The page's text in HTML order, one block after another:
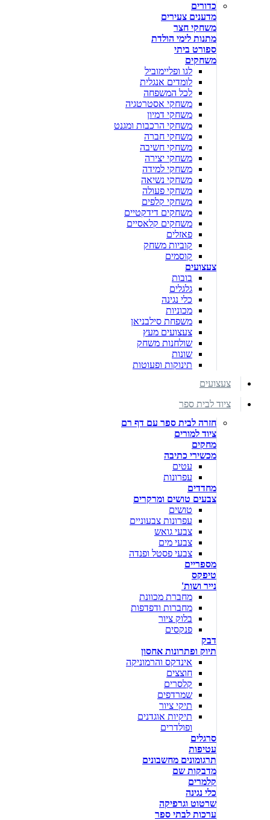
כדורים
מדענים צעירים
משחקי חצר
מתנות לימי הולדת
ספורט ביתי
משחקים
לגו ופליימוביל
לומדים אנגלית
לכל המשפחה
משחקי אסטרטגיה
משחקי דמיון
משחקי הרכבות ומגנט
משחקי חברה
משחקי חשיבה
משחקי יצירה
משחקי למידה
משחקי נשיאה
משחקי פעולה
משחקי קלפים
משחקים דידקטיים
משחקים קלאסיים
פאזלים
קוביות משחק
קוסמים
צעצועים
בובות
גלגלים
כלי נגינה
מכוניות
משפחת סילבניאן
צעצועים מעץ
שולחנות משחק
שונות
תינוקות ופעוטות
צעצועים
ציוד לבית ספר
חזרה לבית ספר עם דף רם
ציוד למורים
מחקים
מכשירי כתיבה
עטים
עפרונות
מחדדים
צבעים טושים ומרקרים
טושים
עפרונות צבעוניים
צבעי גואש
צבעי מים
צבעי פסטל ופנדה
מספריים
טיפקס
נייר ושות'
מחברת מכוונת
מחברות ודפדפות
בלוק ציור
פנקסים
דבק
תיוק ופתרונות אחסון
אינדקס והרמוניקה
חוצצים
קלסרים
שמרדפים
תיקי ציור
תיקיות אוגדנים
ופולדרים
סרגלים
עטיפות
תרגומונים מחשבונים
מדבקות שם
קלמרים
כלי נגינה
שרטוט וגרפיקה
ערכות לבתי ספר